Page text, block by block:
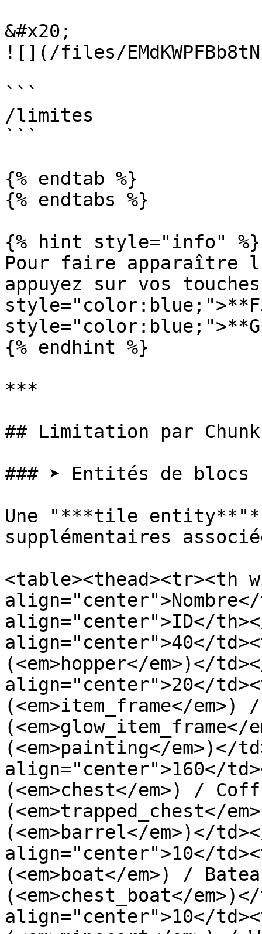
&#x20;
![](/files/
```
/limites
```
{% endtab %}
{% endtabs %}
{% hint style="info" %}
Pour faire apparaître
appuyez sur vos
{% endhint %}
***
## Limitation par
### ➤ Entités de
Une "***tile entity**"*
supplémentaires
<table><thead><tr><th
align="center">ID</
align="center">40</
(<em>hopper</em>)</
align="center">20</
(<em>item_frame</
(<em>painting</em>)</
align="center">160</
(<em>chest</em>) /
(<em>trapped_chest</
(<em>barrel</em>)</
align="center">10</
(<em>boat</em>) /
(<em>chest_boat</
align="center">10</